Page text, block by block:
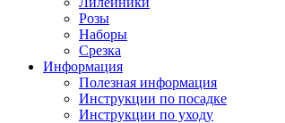
Розы
Наборы
Срезка
Информация
Полезная информация
Инструкции по посадке
Инструкции по уходу